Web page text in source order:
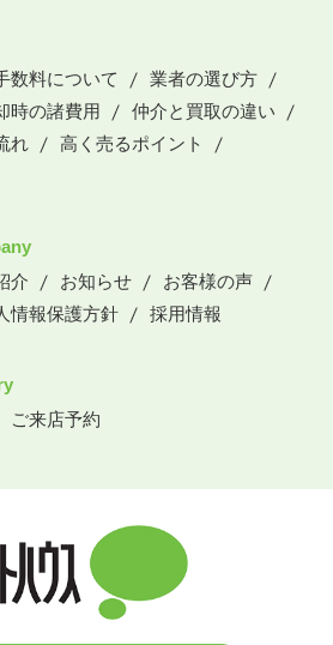
数料について
業者の選び方
時の諸費用
仲介と買取の違い
れ
高く売るポイント
介 お知らせ
お客様の声
情報保護方針 採用情報
ご来店予約